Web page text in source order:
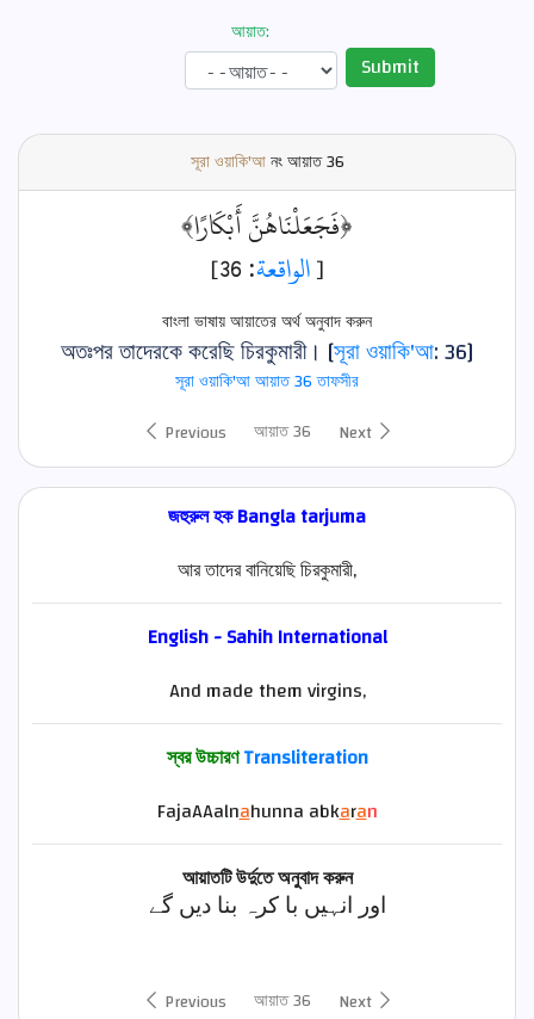
আয়াত:
Submit
সূরা ওয়াকি'আনং আয়াত36
﴿فَجَعَلْنَاهُنَّ أَبْكَارًا﴾
[الواقعة: 36]
বাংলা ভাষায় আয়াতের অর্থ অনুবাদ করুন
অতঃপর তাদেরকে করেছি চিরকুমারী। [সূরা ওয়াকি'আ: 36]
সূরা ওয়াকি'আ আয়াত 36 তাফসীর
Previous
আয়াত 36 Next
জহুরুল হক Bangla tarjuma
আর তাদের বানিয়েছি চিরকুমারী,
English - Sahih International
And made them virgins,
স্বর উচ্চারণTransliteration
FajaAAalnahunna abkaran
আয়াতটি উর্দুতে অনুবাদ করুন
اور انہیں با کرہ بنا دیں گے
Previous আয়াত 36 Next